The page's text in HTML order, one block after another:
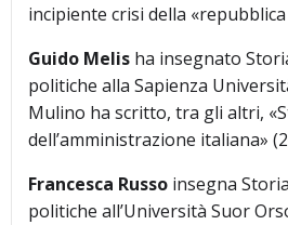
incipiente crisi della
Guido Melis ha insegnato
politiche alla Sapienza
Mulino ha scritto, tra gli altri,
dell’amministrazione italiana»
Francesca Russo insegna
politiche all’Università Suor